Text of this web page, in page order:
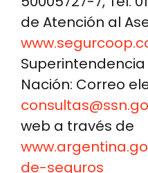
de Atención al
Nación: Correo
web a través de
de-seguros